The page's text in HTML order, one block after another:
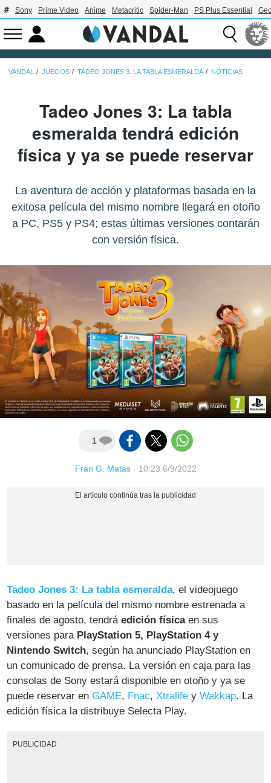
Sony Prime Video Anime Metacritic Spider-Man PS Plus Essential
VANDAL JUEGOS TADEO JONES 3. LA TABLA ESMERALDA NOTICIAS
Tadeo Jones 3: La tabla
esmeralda tendrá edición
física y ya se puede reservar
La aventura de acción y plataformas basada en la
exitosa película del mismo nombre llegará en otoño
a PC, PS5 y PS4; estas últimas versiones contarán
con versión física.
1
Fran G. Matas· 10:23 6/9/2022
Tadeo Jones 3: La tabla esmeralda, el videojuego
basado en la película del mismo nombre estrenada a
finales de agosto, tendráedición físicaen sus
versiones para PlayStation 5, PlayStation 4 y
Nintendo Switch, según ha anunciado PlayStation en
un comunicado de prensa. La versión en caja para las
consolas de Sony estará disponible en otoño y ya se
puede reservar en GAME, Fnac,Xtralife yWakkap. La
edición física la distribuye Selecta Play.
PUBLICIDAD